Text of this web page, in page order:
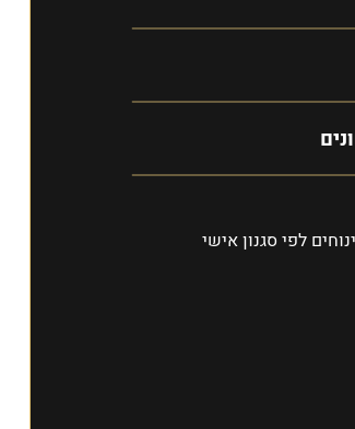
לפי סגנון אישי